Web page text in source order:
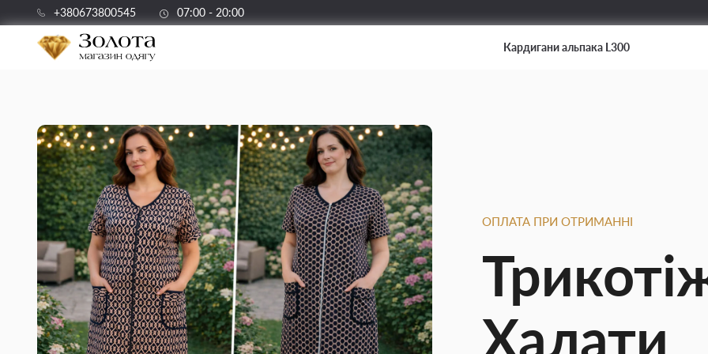
+380673800545 07:00 - 20:00
Кардигани альпака L300
ОПЛАТА ПРИ ОТРИМАННІ
Халати